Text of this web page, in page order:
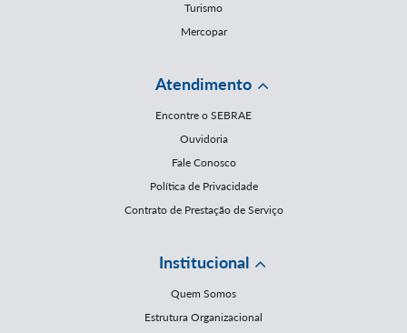
Turismo
Mercopar
Atendimento
Encontre o SEBRAE
Ouvidoria
Fale Conosco
Política de Privacidade
Contrato de Prestação de Serviço
Institucional
Quem Somos
Estrutura Organizacional